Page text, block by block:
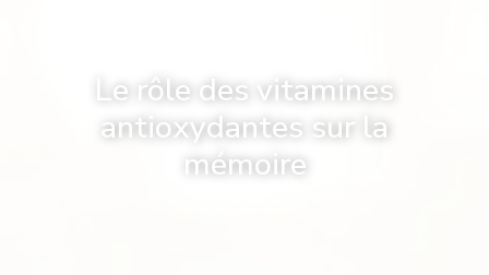
Le rôle des vitamines
antioxydantes sur la
mémoire